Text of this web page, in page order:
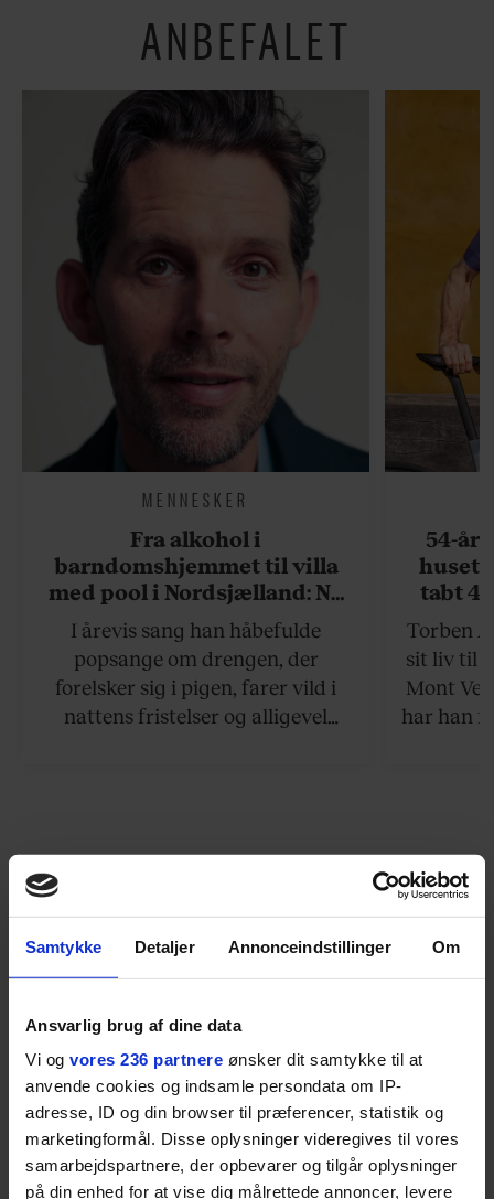
Samtykke Detaljer Annonceindstillinger Om
Ansvarlig brug af dine data
Vi og vores 236 partnere ønsker dit samtykke til at
anvende cookies og indsamle persondata om IP-
adresse, ID og din browser til præferencer, statistik og
marketingformål. Disse oplysninger videregives til vores
samarbejdspartnere, der opbevarer og tilgår oplysninger
på din enhed for at vise dig målrettede annoncer, levere
ANBEFALET
MENNESKER
Fra alkohol i
barndomshjemmet til villa
med pool i Nordsjælland: Nu
skal du høre sandheden om
Rasmus Seebach
I årevis sang han håbefulde
popsange om drengen, der
forelsker sig i pigen, farer vild i
nattens fristelser og alligevel
blevet voksen. Her indtager
Danmarks største popstjerne selv
fortællerens plads i et portræt om
arv, angst, familieliv, frygten for
at miste stemmen og den
på.
54-
huset
tabt
Torben
sit liv til
Mont
har han
SPONSORERET INDHOLD
BOSS’ nye tennis-kollektion er relevant langt ud over
banen
Fra BOSS OPEN i Stuttgart til det kommende partnerskab